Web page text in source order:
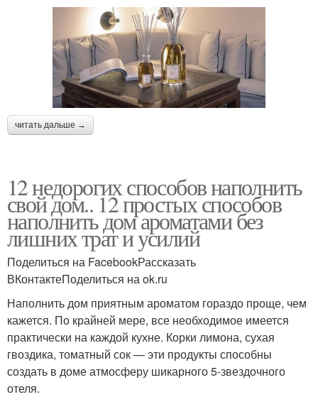
читать дальше →
12 недорогих способов наполнить
свой дом.. 12 простых способов
наполнить дом ароматами без
лишних трат и усилий
Поделиться на FacebookРассказать
ВКонтактеПоделиться на ok.ru
Наполнить дом приятным ароматом гораздо проще, чем
кажется. По крайней мере, все необходимое имеется
практически на каждой кухне. Корки лимона, сухая
гвоздика, томатный сок — эти продукты способны
создать в доме атмосферу шикарного 5-звездочного
отеля.